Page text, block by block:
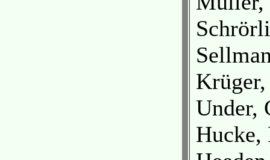
Under,
Hucke,